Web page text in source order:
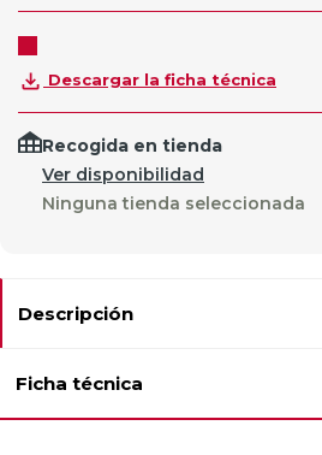
Descargar la ficha técnica
Recogida en tienda
Ver disponibilidad
Ninguna tienda seleccionada
Descripción
Ficha técnica